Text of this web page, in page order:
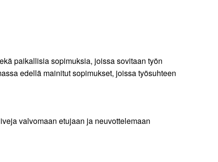
paikallisia sopimuksia, joissa sovitaan työn
edellä mainitut sopimukset, joissa työsuhteen
valvomaan etujaan ja neuvottelemaan